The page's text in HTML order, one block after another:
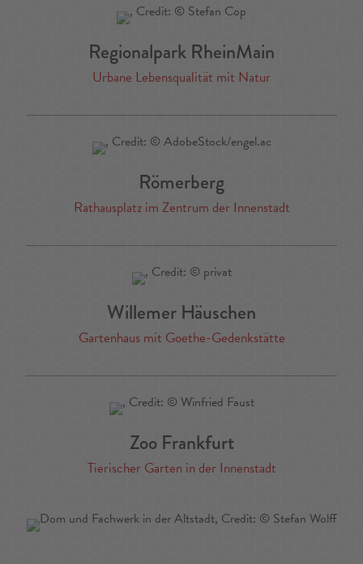
Regionalpark RheinMain
Urbane Lebensqualität mit Natur
Römerberg
Rathausplatz im Zentrum der Innenstadt
Willemer Häuschen
Gartenhaus mit Goethe-Gedenkstätte
Zoo Frankfurt
Tierischer Garten in der Innenstadt